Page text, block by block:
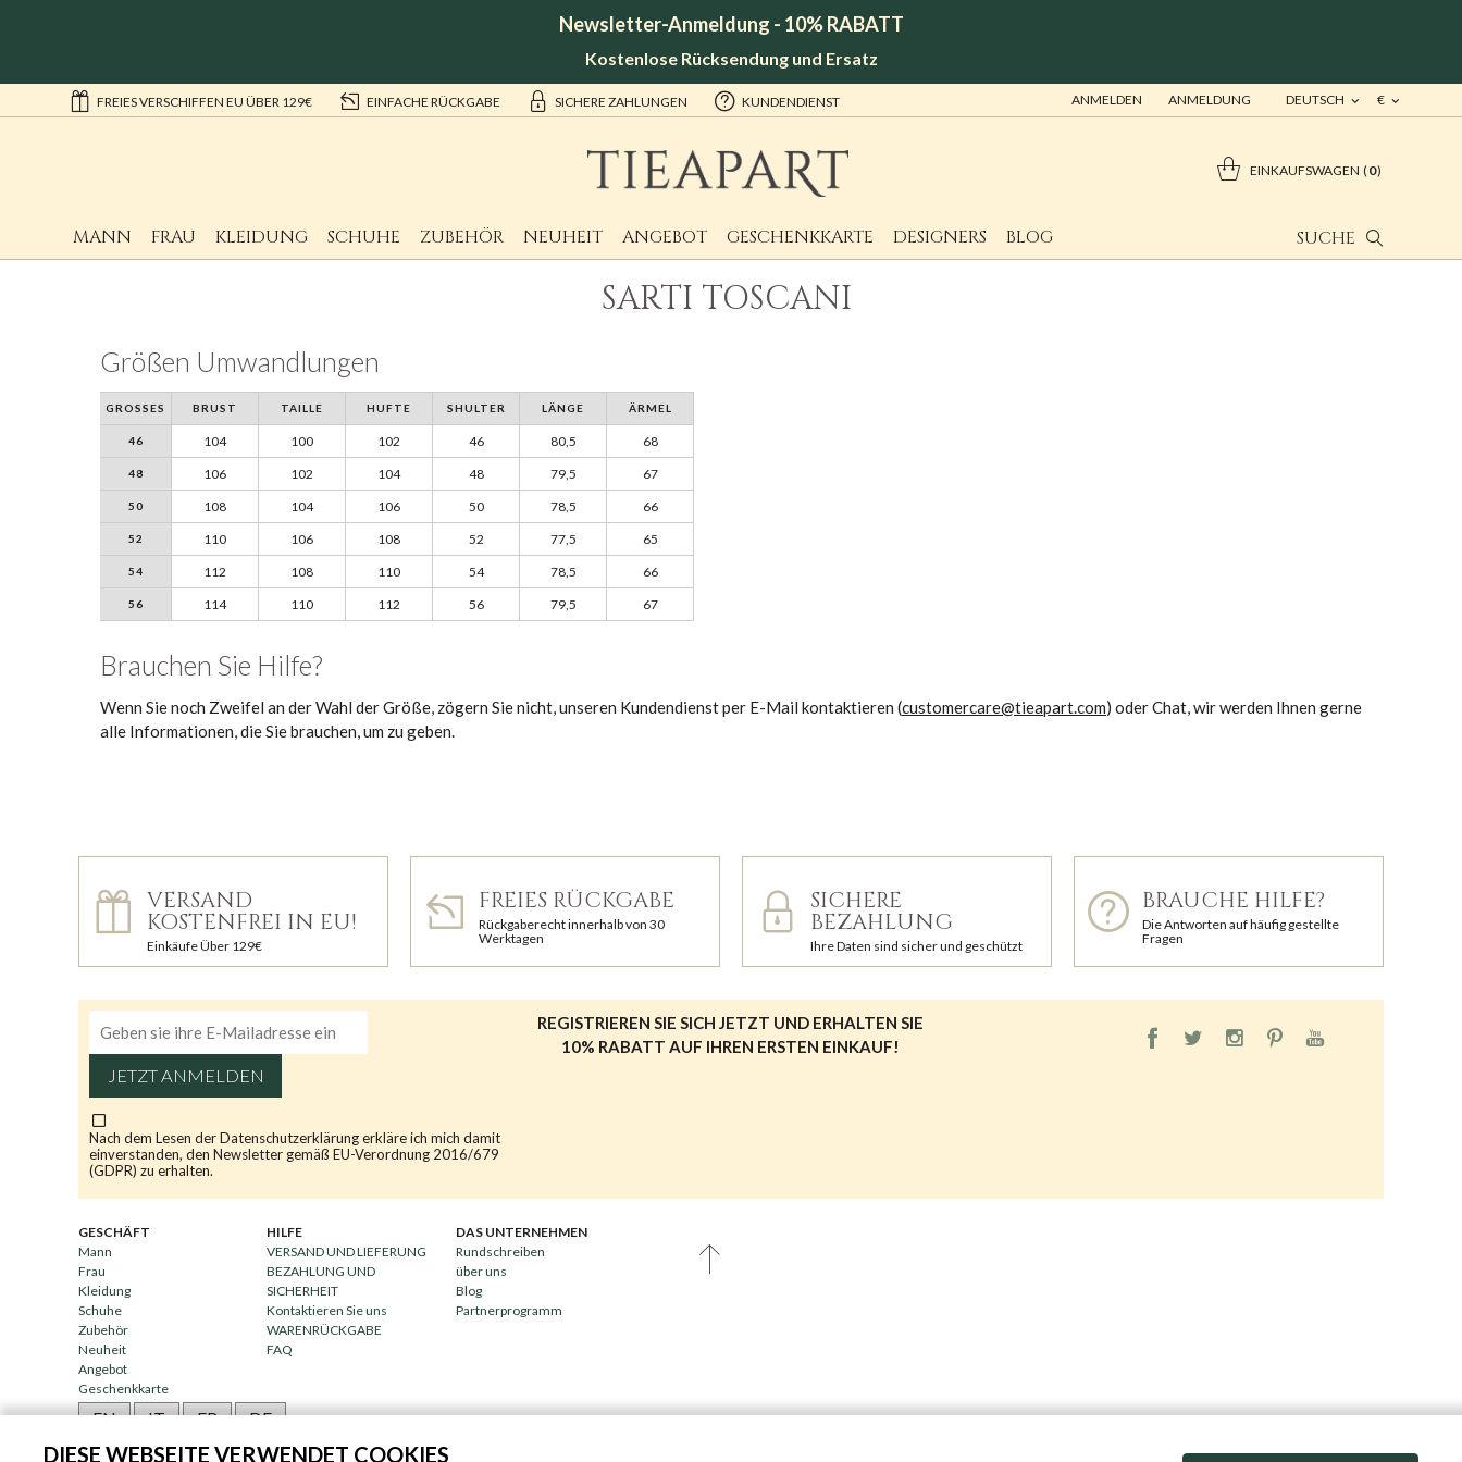
DIESE WEBSEITE VERWENDET COOKIES
Newsletter-Anmeldung - 10% RABATT
Kostenlose Rücksendung und Ersatz
FREIES VERSCHIFFEN EU ÜBER 129€ EINFACHE RÜCKGABE SICHERE ZAHLUNGEN KUNDENDIENST €
DEUTSCH
ANMELDEN ANMELDUNG
SUCHE
EINKAUFSWAGEN 0
MANN FRAU KLEIDUNG SCHUHE ZUBEHÖR NEUHEIT ANGEBOT GESCHENKKARTE DESIGNERS BLOG
SARTI TOSCANI
Größen Umwandlungen
GROSSES BRUST TAILLE HUFTE SHULTER LÄNGE ÄRMEL
46 104 100 102 46 80,5 68
48 106 102 104 48 79,5 67
50 108 104 106 50 78,5 66
52 110 106 108 52 77,5 65
54 112 108 110 54 78,5 66
56 114 110 112 56 79,5 67
Brauchen Sie Hilfe?
Wenn Sie noch Zweifel an der Wahl der Größe, zögern Sie nicht, unseren Kundendienst per E-Mail kontaktieren (customercare@tieapart.com) oder Chat, wir werden Ihnen gerne
alle Informationen, die Sie brauchen, um zu geben.
VERSAND
KOSTENFREI IN EU!
Einkäufe Über 129€
FREIES RÜCKGABE
Rückgaberecht innerhalb von 30
Werktagen
SICHERE
BEZAHLUNG
Ihre Daten sind sicher und geschützt
BRAUCHE HILFE?
Die Antworten auf häufig gestellte
Fragen
JETZT ANMELDEN
Nach dem Lesen derDatenschutzerklärungerkläre ich mich damit
einverstanden, den Newsletter gemäß EU-Verordnung 2016/679
(GDPR) zu erhalten.
REGISTRIEREN SIE SICH JETZT UND ERHALTEN SIE
10% RABATT AUF IHREN ERSTEN EINKAUF!
GESCHÄFT
Mann
Frau
Kleidung
Schuhe
Zubehör
Neuheit
Angebot
Geschenkkarte
HILFE
VERSAND UND LIEFERUNG
BEZAHLUNG UND
SICHERHEIT
Kontaktieren Sie uns
WARENRÜCKGABE
FAQ
DAS UNTERNEHMEN
Rundschreiben
über uns
Blog
Partnerprogramm
EN IT FR DE